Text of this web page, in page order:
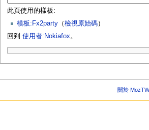
此頁使用的樣板:
模板:Fx2party（檢視原始碼）
回到 使用者:Nokiafox 。
關於